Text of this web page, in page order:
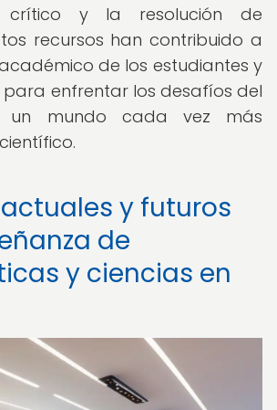
crítico y la resolución de
recursos han contribuido a
de los estudiantes y
enfrentar los desafíos del
un mundo cada vez más
y futuros
de
y ciencias en